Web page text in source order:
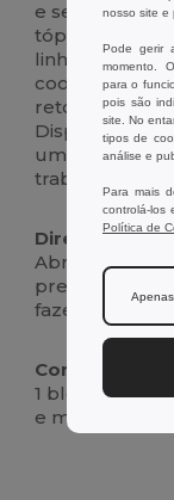
e sedosas (70
tópicos ou a
linhas que
coordenação
retomar um
Disponível em
um caderno
trabalho,
Direcções de
Abra, utilize a
prenda-a com
fazer um
Conteúdo da
1 bloco de
e marcador de
nosso site e
Pode gerir
momento.
para o
pois são
site. No
tipos de
análise e
Para mais
controlá-los
Política de